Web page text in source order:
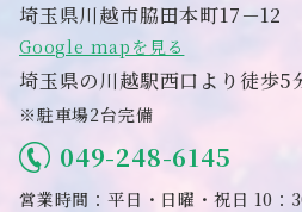
埼玉県川越市脇田本町17－12
Google mapを見る
埼玉県の川越駅西口より徒歩5
※駐車場2台完備
049-248-6145
営業時間：平日・日曜・祝日 10：